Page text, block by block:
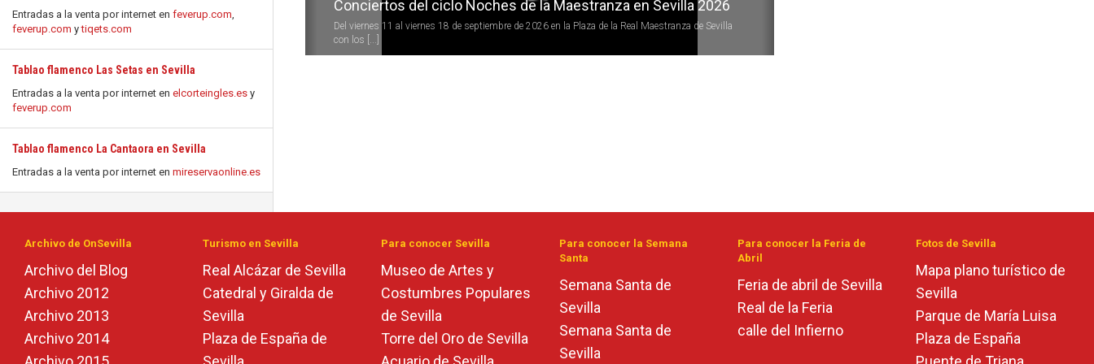
Entradas a la venta por internet en feverup.com,
feverup.com ytiqets.com
Tablao flamenco Las Setas en Sevilla
Entradas a la venta por internet en elcorteingles.es y
feverup.com
Tablao flamenco La Cantaora en Sevilla
Entradas a la venta por internet en mireservaonline.es
Conciertos del ciclo Noches de la Maestranza en Sevilla 2026
Del viernes 11 al viernes 18 de septiembre de 2026 en la Plaza de la Real Maestranza de Sevilla
con los [...]
Archivo de OnSevilla
Archivo del Blog
Archivo 2012
Archivo 2013
Archivo 2014
Turismo en Sevilla
Real Alcázar de Sevilla
Catedral y Giralda de
Sevilla
Plaza de España de
Para conocer Sevilla
Museo de Artes y
Costumbres Populares
de Sevilla
Torre del Oro de Sevilla
Para conocer la Semana
Santa
Semana Santa de
Sevilla
Semana Santa de
Sevilla
Para conocer la Feria de
Abril
Feria de abril de Sevilla
Real de la Feria
calle del Infierno
Fotos de Sevilla
Mapa plano turístico de
Sevilla
Parque de María Luisa
Plaza de España